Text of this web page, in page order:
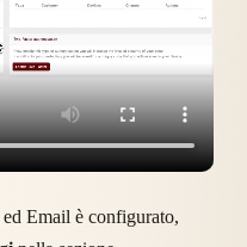
Email è configurato,